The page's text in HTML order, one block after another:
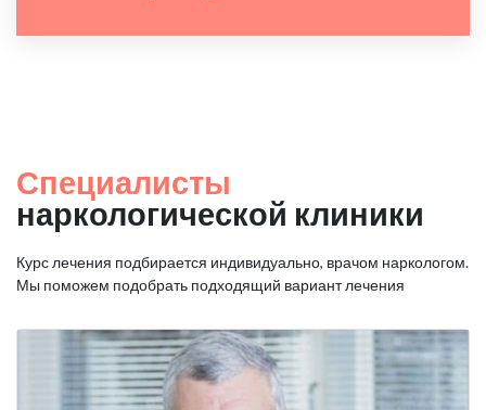
Специалисты
наркологической клиники
Курс лечения подбирается индивидуально, врачом наркологом.
Мы поможем подобрать подходящий вариант лечения